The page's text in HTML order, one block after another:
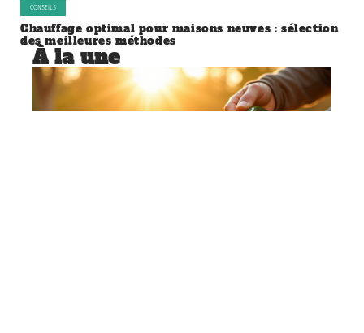
CONSEILS
Chauffage optimal pour maisons neuves : sélection
des meilleures méthodes
À la une